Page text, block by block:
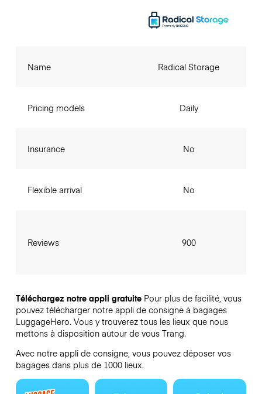
Name
Pricing models
Insurance
Flexible arrival
Reviews
Radical Storage
Daily
No
No
900
Téléchargez notre appli gratuite Pour plus de facilité, vous
pouvez télécharger notre appli de consigne à bagages
LuggageHero. Vous y trouverez tous les lieux que nous
mettons à disposition autour de vous Trang.
Avec notre appli de consigne, vous pouvez déposer vos
bagages dans plus de 1000 lieux.